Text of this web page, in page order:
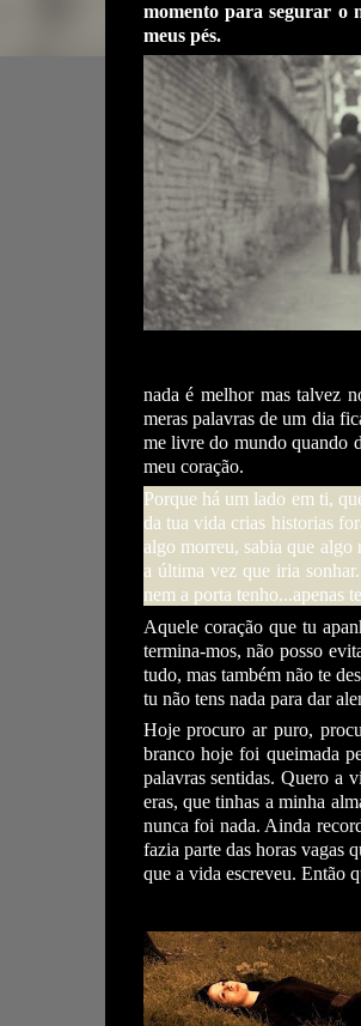
momento para segurar o
meus pés.
nada é melhor mas talvez
meras palavras de um dia
me livre do mundo quando
meu coração.
Porque há um lado em ti,
da tua vida crias historias
algo morreu, sabia que algo
a última vez que iria
nem a porta tenho...apenas
Aquele coração que tu
termina-mos, não posso
tudo, mas também não te
tu não tens nada para dar
Hoje procuro ar puro,
branco hoje foi queimada
palavras sentidas. Quero a
eras, que tinhas a minha
nunca foi nada. Ainda
fazia parte das horas vagas
que a vida escreveu. Então